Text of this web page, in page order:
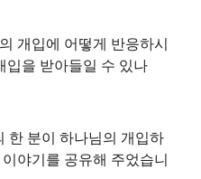
개입에 어떻게 반응하시
입을 받아들일 수 있나
한 분이 하나님의 개입하
야기를 공유해 주었습니